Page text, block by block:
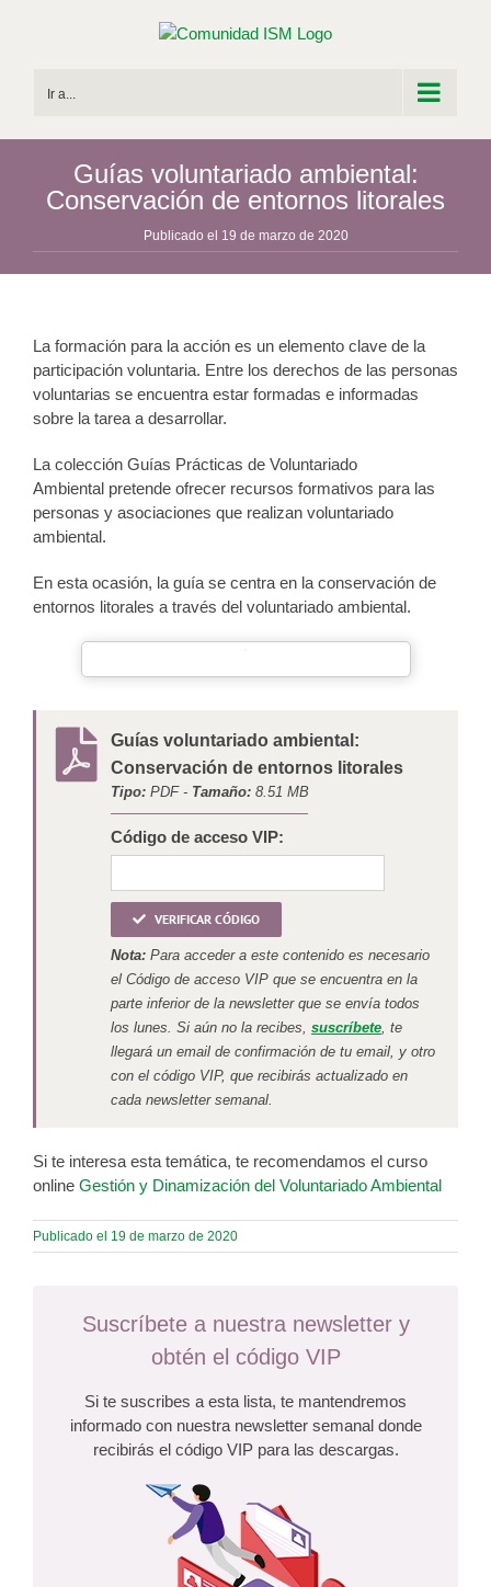
Ir a...
Guías voluntariado ambiental:
Conservación de entornos litorales
Publicado el 19 de marzo de 2020
La formación para la acción es un elemento clave de la
participación voluntaria. Entre los derechos de las personas
voluntarias se encuentra estar formadas e informadas
sobre la tarea a desarrollar.
La colección Guías Prácticas de Voluntariado
Ambiental pretende ofrecer recursos formativos para las
personas y asociaciones que realizan voluntariado
ambiental.
En esta ocasión, la guía se centra en la conservación de
entornos litorales a través del voluntariado ambiental.
Guías voluntariado ambiental:
Conservación de entornos litorales
Tipo:PDF - Tamaño:8.51 MB
Código de acceso VIP:
VERIFICAR CÓDIGO
Nota:Para acceder a este contenido es necesario
el Código de acceso VIP que se encuentra en la
parte inferior de la newsletter que se envía todos
los lunes. Si aún no la recibes, suscríbete, te
llegará un email de confirmación de tu email, y otro
con el código VIP, que recibirás actualizado en
cada newsletter semanal.
Si te interesa esta temática, te recomendamos el curso
online Gestión y Dinamización del Voluntariado Ambiental
Publicado el 19 de marzo de 2020
Suscríbete a nuestra newsletter y
obtén el código VIP
Si te suscribes a esta lista, te mantendremos
informado con nuestra newsletter semanal donde
recibirás el código VIP para las descargas.